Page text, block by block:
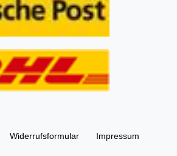
Widerrufs­formular Impressum